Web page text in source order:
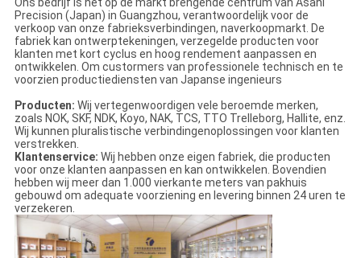
Ons bedrijf is het op de markt brengende centrum van Asahi
Precision (Japan) in Guangzhou, verantwoordelijk voor de
verkoop van onze fabrieksverbindingen, naverkoopmarkt. De
fabriek kan ontwerptekeningen, verzegelde producten voor
klanten met kort cyclus en hoog rendement aanpassen en
ontwikkelen. Om custormers van professionele technisch en te
voorzien productiediensten van Japanse ingenieurs
Producten: Wij vertegenwoordigen vele beroemde merken,
zoals NOK, SKF, NDK, Koyo, NAK, TCS, TTO Trelleborg, Hallite, enz.
Wij kunnen pluralistische verbindingenoplossingen voor klanten
verstrekken.
Klantenservice: Wij hebben onze eigen fabriek, die producten
voor onze klanten aanpassen en kan ontwikkelen. Bovendien
hebben wij meer dan 1.000 vierkante meters van pakhuis
gebouwd om adequate voorziening en levering binnen 24 uren te
verzekeren.